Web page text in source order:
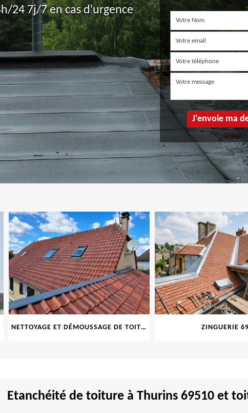
24 7j/7 en cas d'urgence
NETTOYAGE ET DÉMOUSSAGE DE TOITURE ET FAÇADE 69 ZINGUERIE 69
Etanchéité de toiture à Thurins 69510 et